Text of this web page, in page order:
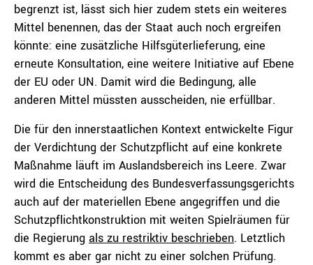
begrenzt ist, lässt sich hier zudem stets ein weiteres
Mittel benennen, das der Staat auch noch ergreifen
könnte: eine zusätzliche Hilfsgüterlieferung, eine
erneute Konsultation, eine weitere Initiative auf Ebene
der EU oder UN. Damit wird die Bedingung, alle
anderen Mittel müssten ausscheiden, nie erfüllbar.
Die für den innerstaatlichen Kontext entwickelte Figur
der Verdichtung der Schutzpflicht auf eine konkrete
Maßnahme läuft im Auslandsbereich ins Leere. Zwar
wird die Entscheidung des Bundesverfassungsgerichts
auch auf der materiellen Ebene angegriffen und die
Schutzpflichtkonstruktion mit weiten Spielräumen für
die Regierung als zu restriktiv beschrieben. Letztlich
kommt es aber gar nicht zu einer solchen Prüfung.